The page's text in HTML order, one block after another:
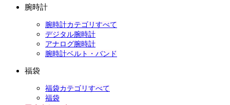
腕時計
腕時計カテゴリすべて
デジタル腕時計
アナログ腕時計
腕時計ベルト・バンド
福袋
福袋カテゴリすべて
福袋